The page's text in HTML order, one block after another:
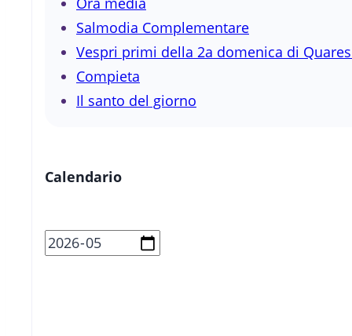
Salmodia Complementare
Vespri primi della 2a domenica di
Compieta
Il santo del giorno
Calendario